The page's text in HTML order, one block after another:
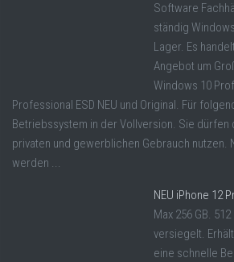
Software
ständig
Lager. Es
Angebot um
Windows 10
Professional ESD NEU und Original. Für
Betriebssystem in der Vollversion. Sie dürfen
privaten und gewerblichen Gebrauch nutzen.
werden ...
NEU iPhone 12
Max 256 GB.
versiegelt.
eine schnelle